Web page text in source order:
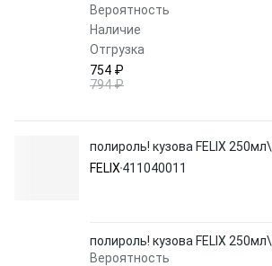
Вероятность
Наличие
Отгрузка
754 ₽
794 ₽
полироль! кузова FELIX 250мл\
FELIX 411040011
полироль! кузова FELIX 250мл\
Вероятность